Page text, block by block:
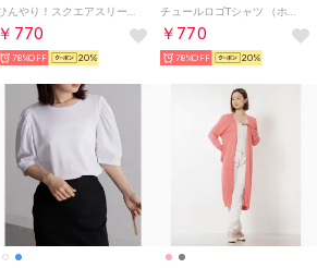
￥770
78%OFF 20%
￥770
78%OFF 20%